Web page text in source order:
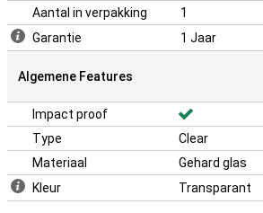
Aantal in verpakking
1
Garantie
1 Jaar
Algemene Features
Impact proof
Type
Clear
Materiaal
Gehard glas
Kleur
Transparant